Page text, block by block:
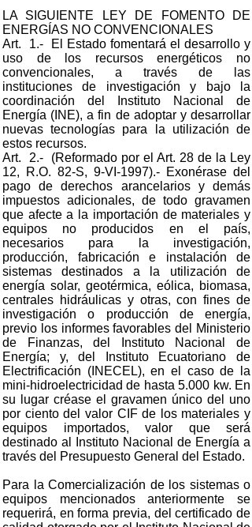
LA SIGUIENTE LEY DE FOMENTO DE
ENERGÍAS NO CONVENCIONALES
Art. 1.- El Estado fomentará el desarrollo y
uso de los recursos energéticos no
convencionales, a través de las
instituciones de investigación y bajo la
coordinación del Instituto Nacional de
Energía (INE), a fin de adoptar y desarrollar
nuevas tecnologías para la utilización de
estos recursos.
Art. 2.- (Reformado por el Art. 28 de la Ley
12, R.O. 82-S, 9-VI-1997).- Exonérase del
pago de derechos arancelarios y demás
impuestos adicionales, de todo gravamen
que afecte a la importación de materiales y
equipos no producidos en el país,
necesarios para la investigación,
producción, fabricación e instalación de
sistemas destinados a la utilización de
energía solar, geotérmica, eólica, biomasa,
centrales hidráulicas y otras, con fines de
investigación o producción de energía,
previo los informes favorables del Ministerio
de Finanzas, del Instituto Nacional de
Energía; y, del Instituto Ecuatoriano de
Electrificación (INECEL), en el caso de la
mini-hidroelectricidad de hasta 5.000 kw. En
su lugar créase el gravamen único del uno
por ciento del valor CIF de los materiales y
equipos importados, valor que será
destinado al Instituto Nacional de Energía a
través del Presupuesto General del Estado.
Para la Comercialización de los sistemas o
equipos mencionados anteriormente se
requerirá, en forma previa, del certificado de